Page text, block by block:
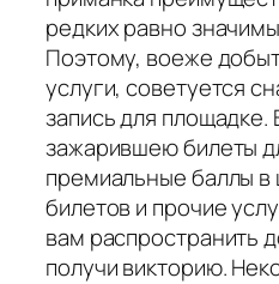
редких равно
Поэтому, воеже
услуги, советуется
запись для
зажарившею билеты
премиальные баллы в
билетов и прочие
вам распространить
получи викторию.